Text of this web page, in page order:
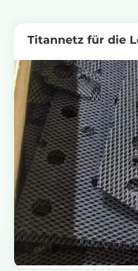
Titannetz für die